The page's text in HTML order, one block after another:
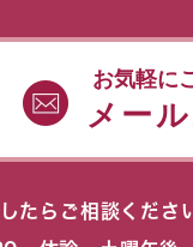
お気軽に
メー
たらご相談くださ